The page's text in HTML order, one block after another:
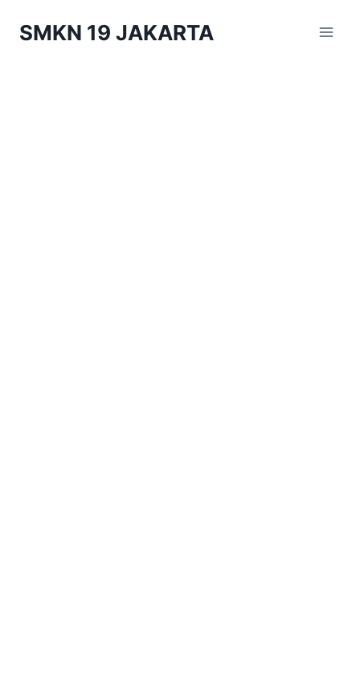
SMKN 19 JAKARTA